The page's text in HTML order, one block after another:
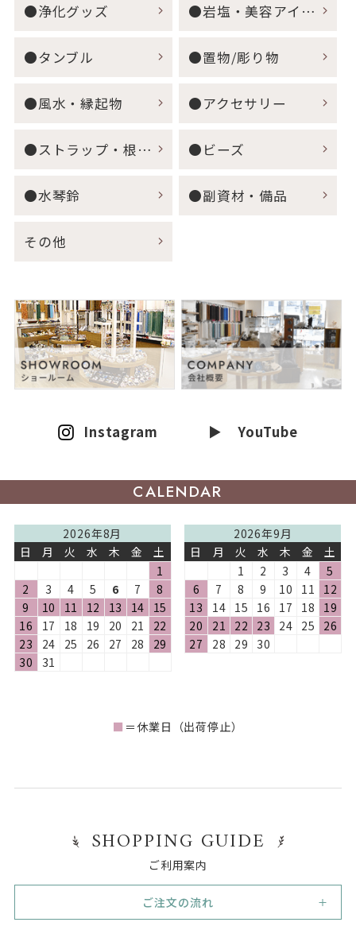
●浄化グッズ ●岩塩・美容アイテム
●タンブル ●置物/彫り物
●風水・縁起物 ●アクセサリー
●ストラップ・根付・キーホルダー ●ビーズ
●水琴鈴 ●副資材・備品
その他
Instagram ▶ YouTube
CALENDAR
2026年8月
日
月 火 水 木 金
土
1
2
3 4 5 6 7
8
9
10 11 12 13 14
15
16
17 18 19 20 21
22
23
24 25 26 27 28
29
30
31
2026年9月
日
月 火 水 木 金
土
1
2 3 4
5
6
7 8 9 10 11
12
13
14 15 16 17 18
19
20
21 22 23 24 25
26
27
28 29 30
■ ＝休業日（出荷停止）
SHOPPING GUIDE
ご利用案内
ご注文の流れ